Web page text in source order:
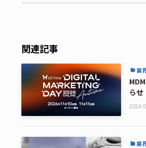
関連記事
業
らせ
業